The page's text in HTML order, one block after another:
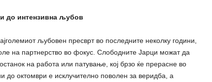
до интензивна љубов
љубовен пресврт во последните неколку години,
на партнерство во фокус. Слободните Јарци можат да
на работа или патување, кој брзо ќе прерасне во
до октомври е исклучително поволен за веридба, а